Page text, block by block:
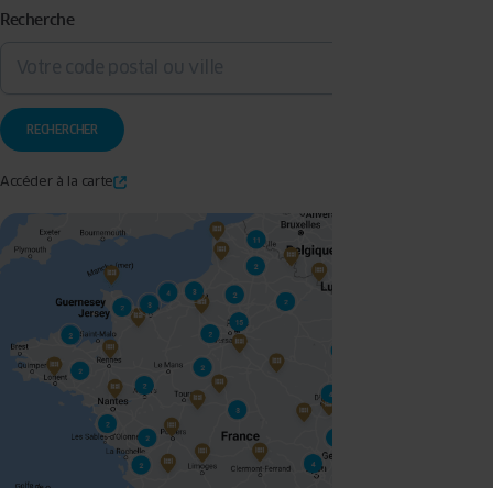
Recherche
Accéder à la carte